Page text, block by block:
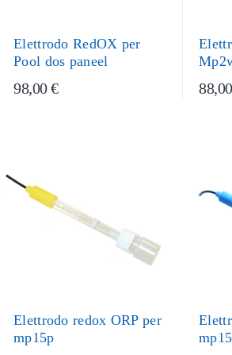
Elettrodo RedOX per
Pool dos paneel
98,00 €
Elettrodo redox ORP per
mp15p